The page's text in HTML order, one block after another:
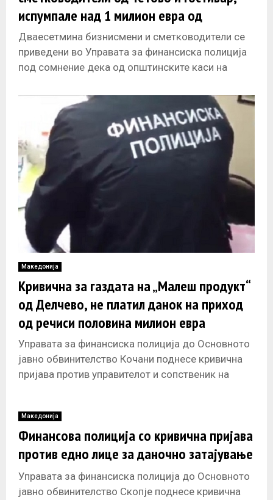
испумпале над 1 милион евра од
општините
Дваесетмина бизнисмени и сметководители се
приведени во Управата за финансиска полиција
под сомнение дека од општинските каси на
пари
Македонија
Кривична за газдата на „Малеш продукт“
од Делчево, не платил данок на приход
од речиси половина милион евра
Управата за финансиска полиција до Основното
јавно обвинителство Кочани поднесе кривична
пријава против управителот и сопственик на
Македонија
Финансова полиција со кривична пријава
против едно лице за даночно затајување
Управата за финансиска полиција до Основното
јавно обвинителство Скопје поднесе кривична